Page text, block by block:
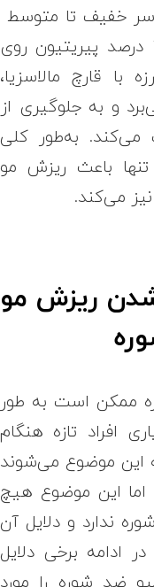
سر خفیف تا متوسط
توصیه می‌شود که شامپو حاوی 1 درصد پیریتیون روی
با قارچ مالاسزیا،
و به جلوگیری از
به‌طور کلی
باعث ریزش مو
می‌کند.
ریزش مو
ممکن است به طور
افراد تازه هنگام
این موضوع می‌شوند
این موضوع هیچ
ندارد و دلایل آن
ادامه برخی دلایل